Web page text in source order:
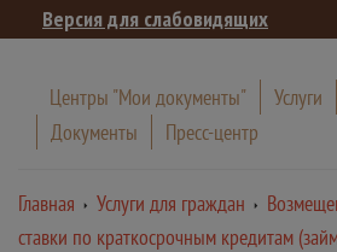
Версия для слабовидящих
Центры "Мои документы" Услуги
Документы
Пресс-центр
Главная Услуги для граждан
ставки по краткосрочным кредитам